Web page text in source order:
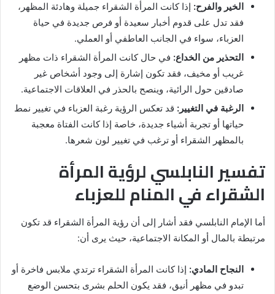
الخير والفرح: إذا كانت المرأة الشقراء جميلة وهادئة المظهر،
فقد تدل على قدوم أخبار سعيدة أو فرص جديدة في حياة
العزباء، سواء في الجانب العاطفي أو العملي.
التحذير من الخداع: في حال كانت المرأة الشقراء ذات مظهر
غريب أو مخيف، فقد تكون إشارة إلى وجود أشخاص غير
صادقين حول الرائية، وينصح بالحذر في العلاقات الاجتماعية.
الرغبة في التغيير: قد تعكس الرؤية رغبة العزباء في تغيير نمط
حياتها أو تجربة أشياء جديدة، خاصة إذا كانت الفتاة معجبة
بالمظهر الشقراء أو ترغب في تغيير لون شعرها.
تفسير النابلسي لرؤية المرأة
الشقراء في المنام للعزباء
أما الإمام النابلسي فقد أشار إلى أن رؤية المرأة الشقراء قد تكون
مرتبطة بالمال أو المكانة الاجتماعية، حيث يرى أن:
النجاح المادي: إذا كانت المرأة الشقراء ترتدي ملابس فاخرة أو
تبدو في مظهر أنيق، فقد يكون الحلم بشرى بتحسن الوضع